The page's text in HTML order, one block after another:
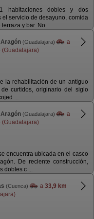
habitaciones dobles y dos
el servicio de desayuno, comida
y bar. No ...
Aragón (Guadalajara)
a
(Guadalajara)
la rehabilitación de un antiguo
curtidos, originario del siglo
...
Aragón (Guadalajara)
a
(Guadalajara)
encuentra ubicada en el casco
De reciente construcción,
dobles c ...
(Cuenca) a 33,9 km